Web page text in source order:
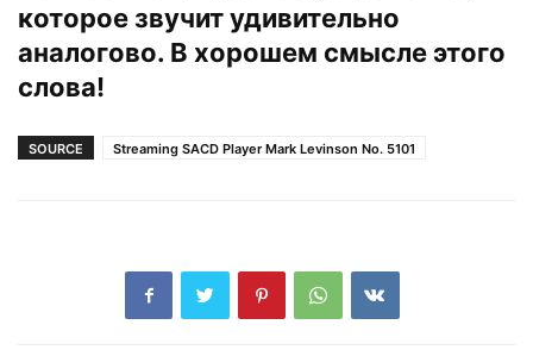
которое звучит удивительно
аналогово. В хорошем смысле этого
слова!
SOURCE Streaming SACD Player Mark Levinson No. 5101